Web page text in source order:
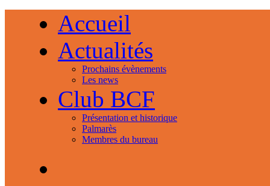
Accueil
Actualités
Prochains évènements
Les news
Club BCF
Présentation et historique
Palmarès
Membres du bureau